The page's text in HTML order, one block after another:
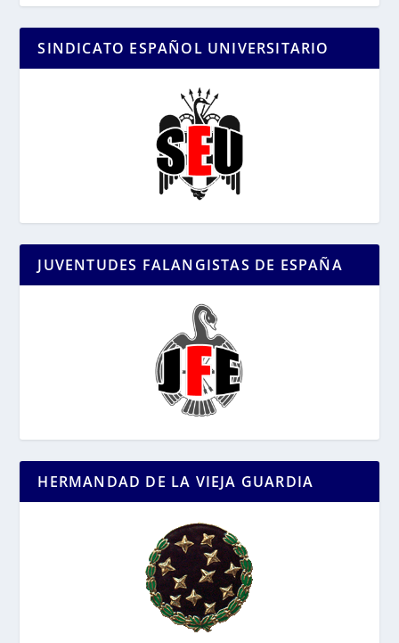
SINDICATO ESPAÑOL UNIVERSITARIO
JUVENTUDES FALANGISTAS DE ESPAÑA
HERMANDAD DE LA VIEJA GUARDIA